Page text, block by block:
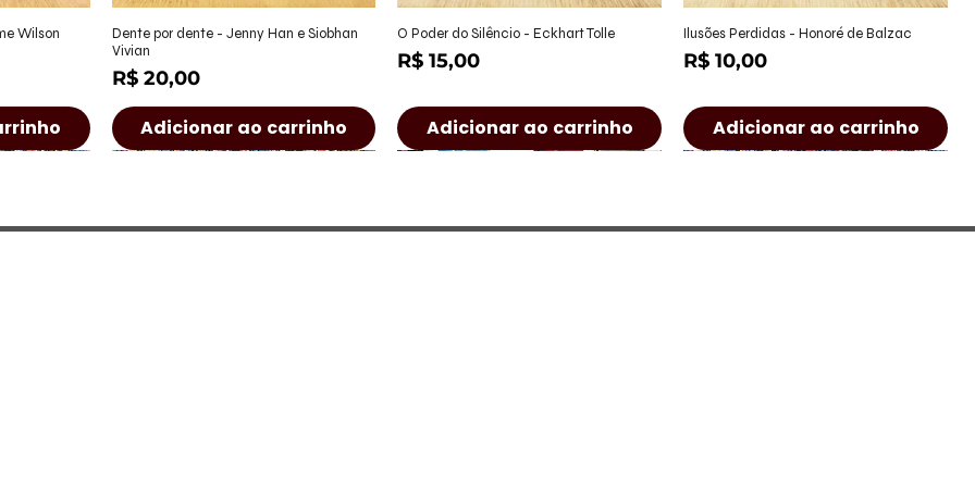
Wilson Visualização rápida
Dente por dente - Jenny Han e Siobhan
Vivian
Preço
R$ 20,00
Adicionar ao carrinho
Visualização rápida
O Poder do Silêncio - Eckhart Tolle
Preço
R$ 15,00
Adicionar ao carrinho
Visualização rápida
Ilusões Perdidas - Honoré de Balzac
Preço
R$ 10,00
Adicionar ao carrinho